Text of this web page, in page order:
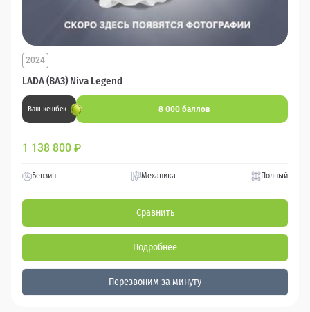
LADA (ВАЗ) Niva Legend
2024
Ваш кешбек 8 000 баллов
1 138 800 ₽
Бензин Механика Полный
Сравнить
Подробнее
Перезвоним за минуту